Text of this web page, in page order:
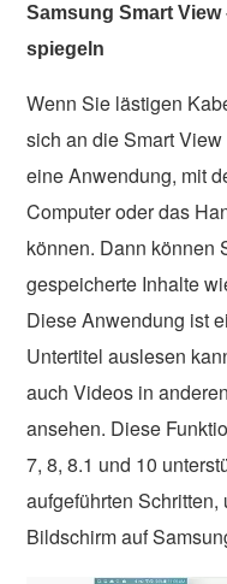
Samsung Smart
spiegeln
Wenn Sie lästigen
sich an die Smart
eine Anwendung, mit
Computer oder das
können. Dann können
gespeicherte Inhalte
Diese Anwendung ist
Untertitel auslesen
auch Videos in
ansehen. Diese
7, 8, 8.1 und 10
aufgeführten
Bildschirm auf